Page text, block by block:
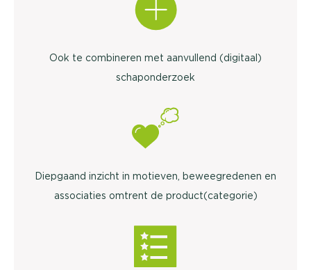
Ook te combineren met aanvullend (digitaal)
schaponderzoek
Diepgaand inzicht in motieven, beweegredenen en
associaties omtrent de product(categorie)